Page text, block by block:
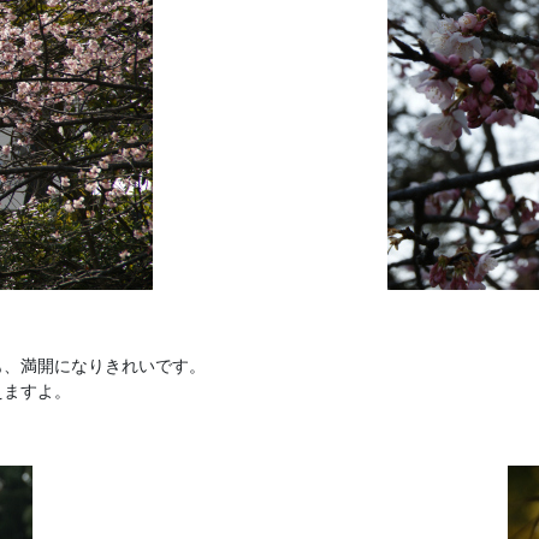
満開になりきれいです。
すよ。